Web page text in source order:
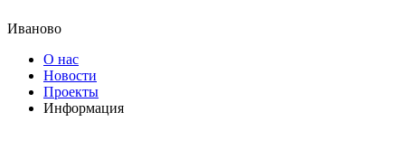
Иваново
О нас
Новости
Проекты
Информация